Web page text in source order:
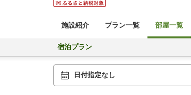
施設紹介 プラン一覧 部屋一覧
宿泊プラン
日付指定なし